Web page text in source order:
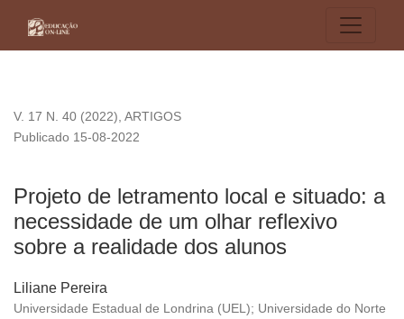
V. 17 N. 40 (2022), ARTIGOS
Projeto de letramento local e situado: a
necessidade de um olhar reflexivo
sobre a realidade dos alunos
Publicado 15-08-2022
Liliane Pereira
Universidade Estadual de Londrina (UEL); Universidade do Norte